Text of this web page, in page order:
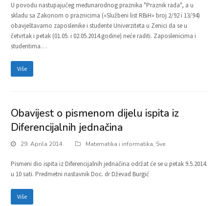
U povodu nastupajućeg međunarodnog praznika "Praznik rada", a u
skladu sa Zakonom o praznicima («Službeni list RBiH» broj 2/92 i 13/94)
obavještavamo zaposlenike i studente Univerziteta u Zenici da se u
četvrtak i petak (01.05. i 02.05.2014.godine) neće raditi. Zaposlenicima i
studentima…
Više
Obavijest o pismenom dijelu ispita iz
Diferencijalnih jednačina
29. Aprila 2014. Matematika i informatika, Sve
Pismeni dio ispita iz Diferencijalnih jednačina održat će se u petak 9.5.2014.
u 10 sati. Predmetni nastavnik Doc. dr Dževad Burgić
Više